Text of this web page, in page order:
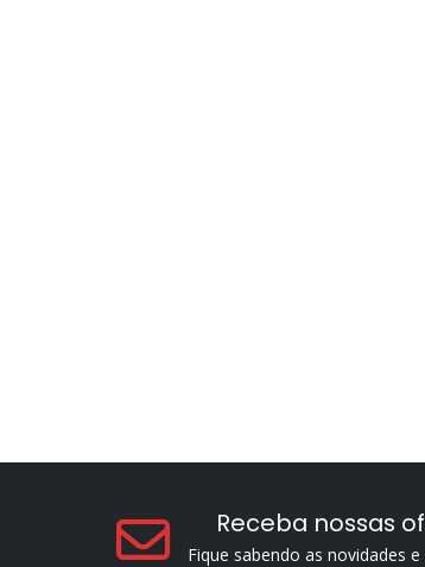
Receba nossas
Fique sabendo as novidades